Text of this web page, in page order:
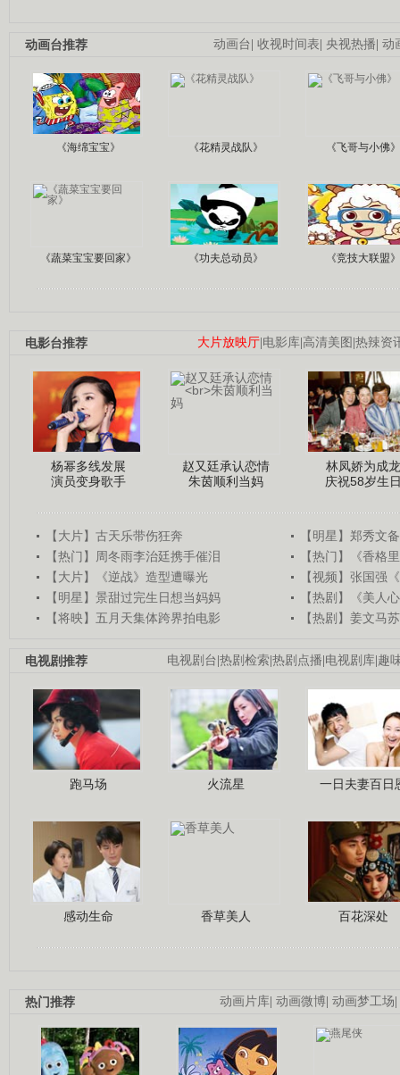
动画台 收视时间表 央视热播 动
动画台推荐
《海绵宝宝》 《花精灵战队》 《飞哥与小佛》
《蔬菜宝宝要回家》 《功夫总动员》 《竞技大联盟》
大片放映厅 电影库 高清美图 热辣资
电影台推荐
杨幂多线发展
演员变身歌手
赵又廷承认恋情
朱茵顺利当妈
林凤娇为成龙
庆祝58岁生
【大片】古天乐带伤狂奔
【明星】郑秀文
【热门】周冬雨李治廷携手催泪
【热门】《香格
【大片】《逆战》造型遭曝光
【视频】张国强
【明星】景甜过完生日想当妈妈
【热剧】《美人
【将映】五月天集体跨界拍电影
【热剧】姜文马
电视剧台 热剧检索 热剧点播 电视剧库 趣
电视剧推荐
跑马场 火流星 一日夫妻百日
感动生命 香草美人 百花深处
动画片库 动画微博 动画梦工场
热门推荐